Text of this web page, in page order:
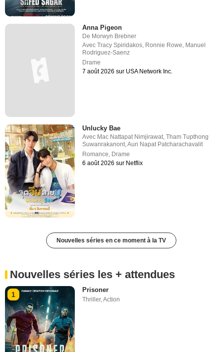
Anna Pigeon
De Morwyn Brebner
AvecTracy Spiridakos Ronnie Rowe Manuel
Rodriguez-Saenz
Drame
7 août 2026 sur USA Network Inc.
Unlucky Bae
Avec Mac Nattapat Nimjirawat,Tham Tupthong
Suwanrakanont,Aun Napat Patcharachavalit
Romance, Drame
6 août 2026 sur Netflix
Nouvelles séries en ce moment à la TV
Nouvelles séries les + attendues
1
Prisoner
Thriller,Action